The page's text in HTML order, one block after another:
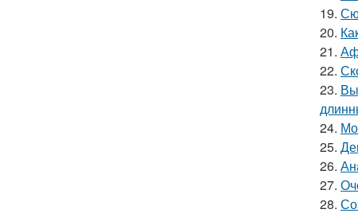
19.
20.
21.
22.
23.
24.
25.
26.
27.
28.